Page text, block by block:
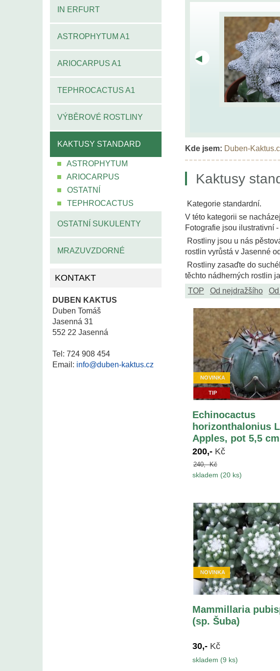
IN ERFURT
ASTROPHYTUM A1
ARIOCARPUS A1
TEPHROCACTUS A1
VÝBĚROVÉ ROSTLINY
KAKTUSY STANDARD
ASTROPHYTUM
ARIOCARPUS
OSTATNÍ
TEPHROCACTUS
OSTATNÍ SUKULENTY
MRAZUVZDORNÉ
KONTAKT
DUBEN KAKTUS
Duben Tomáš
Jasenná 31
552 22 Jasenná
Tel: 724 908 454
Email: info@duben-kaktus.cz
◂
Kde jsem: Duben-
Kaktusy
Kategorie standardní.
V této kategorii se
Fotografie jsou ilustrativní
Rostliny jsou u nás
rostlin vyrůstá v Jasenné
Rostliny zasaďte do
těchto nádherných rostlin
TOP
Od nejdražšího
NOVINKA
TIP
Echinocactus
horizonthalonius
Apples, pot 5,5 cm
200,- Kč
240,- Kč
skladem (20 ks)
NOVINKA
Mammillaria
(sp. Šuba)
30,- Kč
skladem (9 ks)